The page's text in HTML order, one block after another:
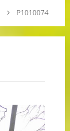
P1010074